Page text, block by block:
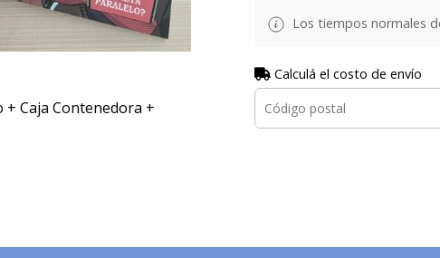
Caja Contenedora +
Los tiempos normales
Calculá el costo de envío